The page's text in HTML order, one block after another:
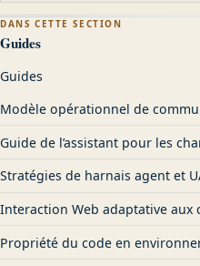
DANS CETTE SECTION
Guides
Guides
Modèle opérationnel de
Guide de l’assistant pour les
Stratégies de harnais agent et
Interaction Web adaptative aux
Propriété du code en